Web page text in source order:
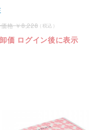
8,228
価 ログイン後に表示